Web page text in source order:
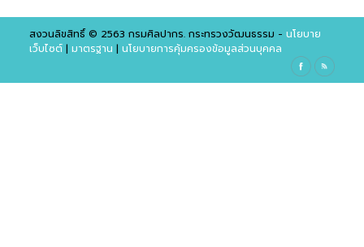
สงวนลิขสิทธิ์ © 2563 กรมศิลปากร. กระทรวงวัฒนธรรม - นโยบาย
เว็บไซต์| มาตรฐาน | นโยบายการคุ้มครองข้อมูลส่วนบุคคล